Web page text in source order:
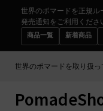
世界のポマードを正規ル
発売通知をご利用くださ
商品一覧 新着商品
世界のポマードを取り扱っ